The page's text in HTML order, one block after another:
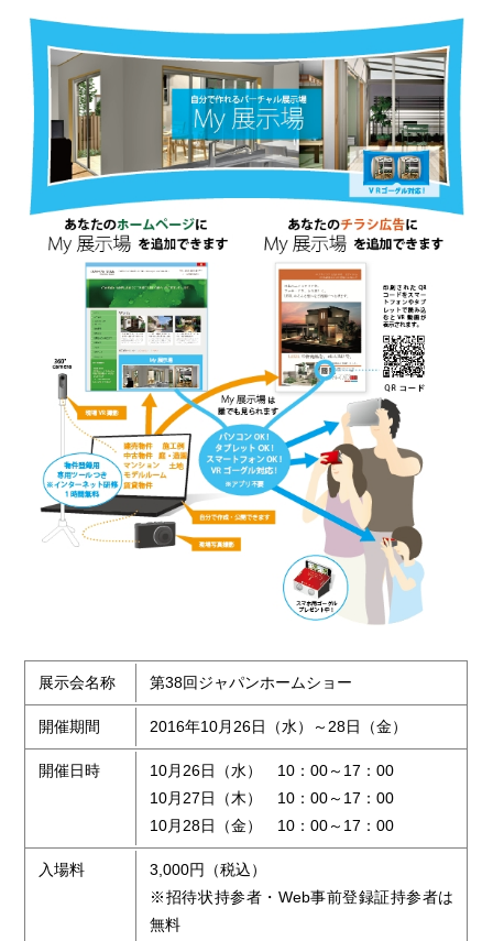
展示会名称 第38回ジャパンホームショー
開催期間 2016年10月26日（水）～28日（金）
開催日時
10月26日（水） 10：00～17：00
10月27日（木） 10：00～17：00
10月28日（金） 10：00～17：00
入場料
3,000円（税込）
※招待状持参者・Web事前登録証持参者は
無料